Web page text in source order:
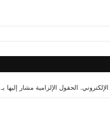
الحقول الإلزامية مشار إليها بـ